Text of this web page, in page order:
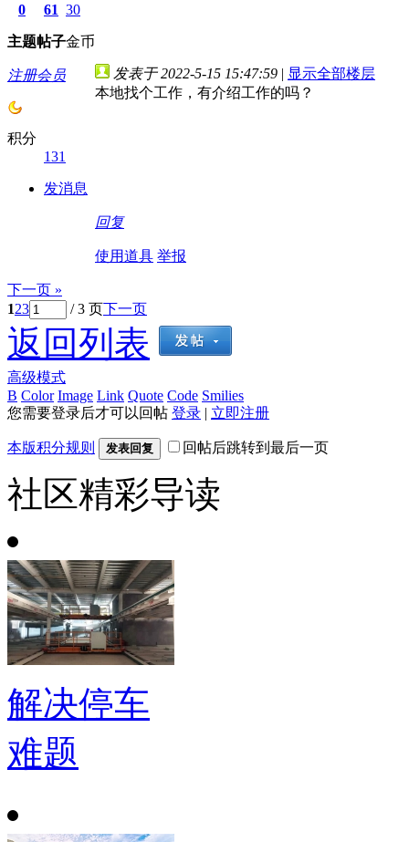
0
主题
61
帖子
30
金币
注册会员
积分
131
发消息
发表于 2022-5-15 15:47:59 | 显示全部楼层
本地找个工作，有介绍工作的吗？
回复
使用道具 举报
下一页 »
123 / 3 页下一页
返回列表
高级模式
B Color Image Link Quote Code Smilies
您需要登录后才可以回帖 登录 | 立即注册
本版积分规则 发表回复 回帖后跳转到最后一页
社区精彩导读
解决停车
难题